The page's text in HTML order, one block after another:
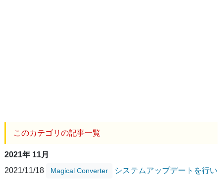
このカテゴリの記事一覧
2021年 11月
2021/11/18
Magical Converter
システムアップデートを行い